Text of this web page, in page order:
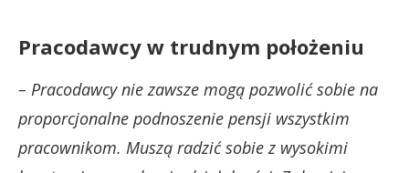
Pracodawcy w trudnym położeniu
– Pracodawcy nie zawsze mogą pozwolić sobie na
proporcjonalne podnoszenie pensji wszystkim
pracownikom. Muszą radzić sobie z wysokimi